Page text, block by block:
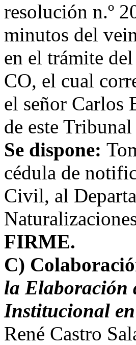
resolución n.º
minutos del
en el trámite
CO, el cual
el señor Carlos
de este
Se dispone:
cédula de
Civil, al
FIRME.
C)
la Elaboración
Institucional
René Castro